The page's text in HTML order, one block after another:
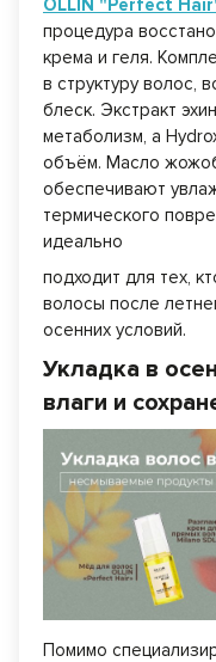
OLLIN "Perfect
процедура
крема и геля.
в структуру волос,
блеск. Экстракт
метаболизм, а
объём. Масло
обеспечивают
термического
идеально
подходит для тех,
волосы после
осенних условий.
Укладка в
влаги и
Помимо